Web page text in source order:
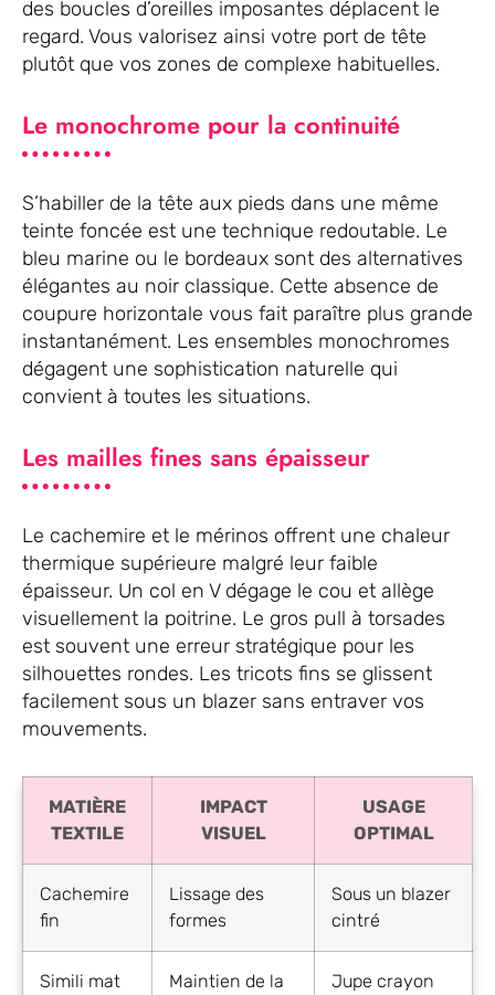
des boucles d’oreilles imposantes déplacent le
regard. Vous valorisez ainsi votre port de tête
plutôt que vos zones de complexe habituelles.
Le monochrome pour la continuité
S’habiller de la tête aux pieds dans une même
teinte foncée est une technique redoutable. Le
bleu marine ou le bordeaux sont des alternatives
élégantes au noir classique. Cette absence de
coupure horizontale vous fait paraître plus grande
instantanément. Les ensembles monochromes
dégagent une sophistication naturelle qui
convient à toutes les situations.
Les mailles fines sans épaisseur
Le cachemire et le mérinos offrent une chaleur
thermique supérieure malgré leur faible
épaisseur. Un col en V dégage le cou et allège
visuellement la poitrine. Le gros pull à torsades
est souvent une erreur stratégique pour les
silhouettes rondes. Les tricots fins se glissent
facilement sous un blazer sans entraver vos
mouvements.
MATIÈRE
TEXTILE
IMPACT
VISUEL
USAGE
OPTIMAL
Cachemire
fin
Lissage des
formes
Sous un blazer
cintré
Simili mat
Maintien de la
Jupe crayon